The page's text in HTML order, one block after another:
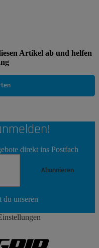
Artikel ab und helfen
direkt ins Postfach
Abonnieren
unseren